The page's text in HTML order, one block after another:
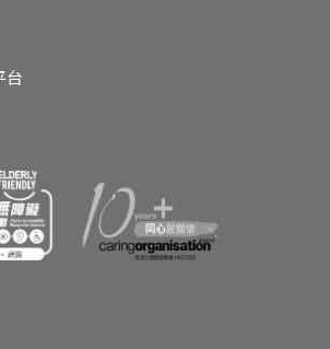
台